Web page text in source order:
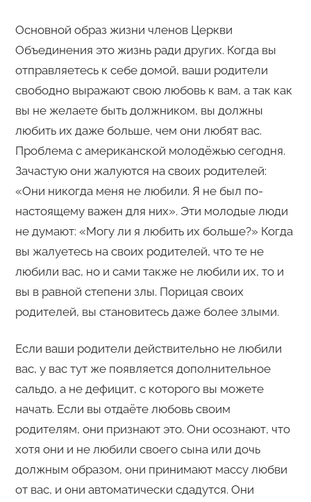
Основной образ жизни членов Церкви
Объединения это жизнь ради других. Когда вы
отправляетесь к себе домой, ваши родители
свободно выражают свою любовь к вам, а так как
вы не желаете быть должником, вы должны
любить их даже больше, чем они любят вас.
Проблема с американской молодёжью сегодня.
Зачастую они жалуются на своих родителей:
«Они никогда меня не любили. Я не был по-
настоящему важен для них». Эти молодые люди
не думают: «Могу ли я любить их больше?» Когда
вы жалуетесь на своих родителей, что те не
любили вас, но и сами также не любили их, то и
вы в равной степени злы. Порицая своих
родителей, вы становитесь даже более злыми.
Если ваши родители действительно не любили
вас, у вас тут же появляется дополнительное
сальдо, а не дефицит, с которого вы можете
начать. Если вы отдаёте любовь своим
родителям, они признают это. Они осознают, что
хотя они и не любили своего сына или дочь
должным образом, они принимают массу любви
от вас, и они автоматически сдадутся. Они